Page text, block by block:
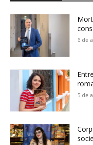
6 de
5 de